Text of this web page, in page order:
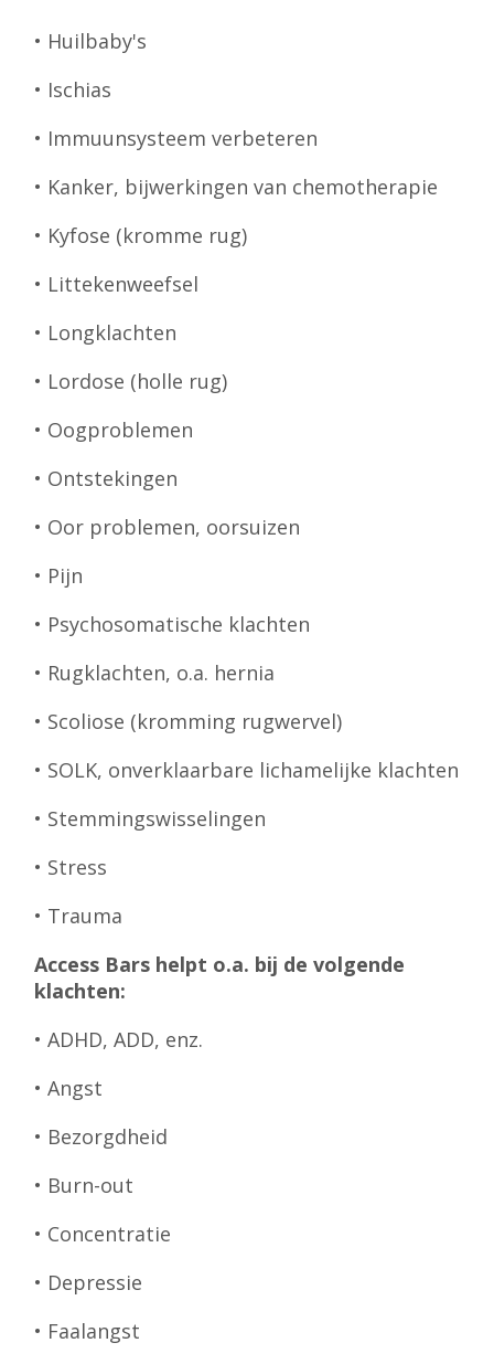
• Huilbaby's
• Ischias
• Immuunsysteem verbeteren
• Kanker, bijwerkingen van chemotherapie
• Kyfose (kromme rug)
• Littekenweefsel
• Longklachten
• Lordose (holle rug)
• Oogproblemen
• Ontstekingen
• Oor problemen, oorsuizen
• Pijn
• Psychosomatische klachten
• Rugklachten, o.a. hernia
• Scoliose (kromming rugwervel)
• SOLK, onverklaarbare lichamelijke klachten
• Stemmingswisselingen
• Stress
• Trauma
Access Bars helpt o.a. bij de volgende
klachten:
• ADHD, ADD, enz.
• Angst
• Bezorgdheid
• Burn-out
• Concentratie
• Depressie
• Faalangst